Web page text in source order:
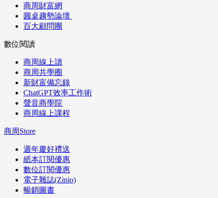
商周財富網
圓桌趨勢論壇
百大顧問團
數位閱讀
商周線上讀
商周共學圈
新財富備忘錄
ChatGPT效率工作術
聲音商學院
商周線上課程
商周Store
週年慶好禮送
紙本訂閱優惠
數位訂閱優惠
電子雜誌(Zinio)
暢銷圖書